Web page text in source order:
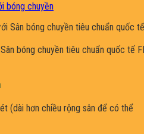
bóng chuyền
bóng chuyền tiêu chuẩn quốc tế
(dài hơn chiều rộng sân để có thể